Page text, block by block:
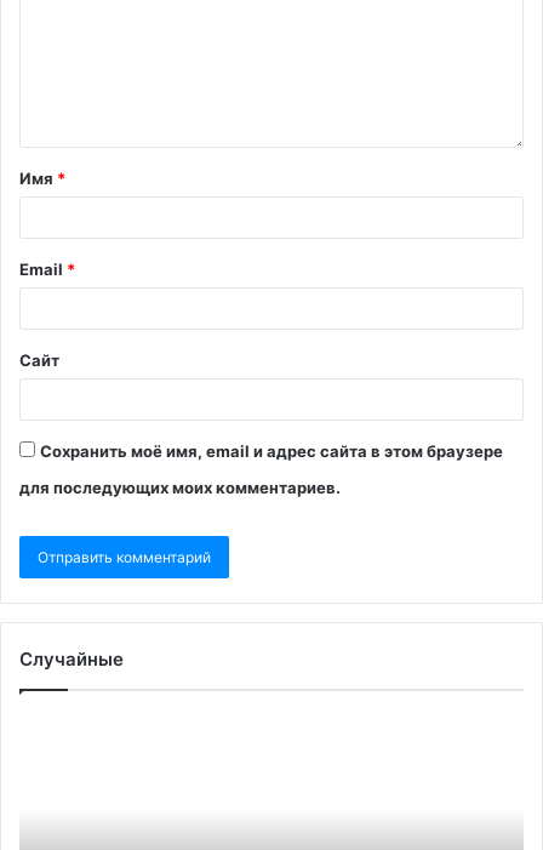
Имя *
Email *
Сайт
Сохранить моё имя, email и адрес сайта в этом браузере
для последующих моих комментариев.
Случайные